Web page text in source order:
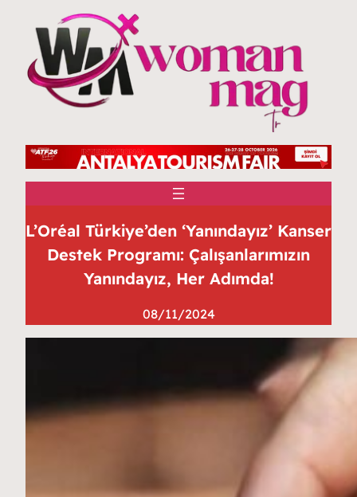
L’Oréal Türkiye’den ‘Yanındayız’ Kanser
Destek Programı: Çalışanlarımızın
Yanındayız, Her Adımda!
08/11/2024